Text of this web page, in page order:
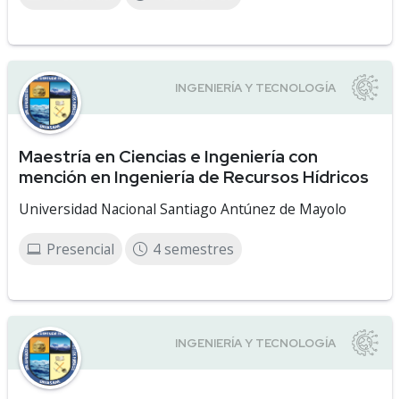
Maestría en Ciencias e Ingeniería con
mención en Ingeniería de Recursos Hídricos
Universidad Nacional Santiago Antúnez de Mayolo
Presencial 4 semestres